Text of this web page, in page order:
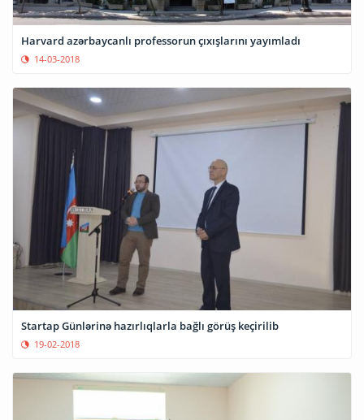
Harvard azərbaycanlı professorun çıxışlarını yayımladı
14-03-2018
Startap Günlərinə hazırlıqlarla bağlı görüş keçirilib
19-02-2018